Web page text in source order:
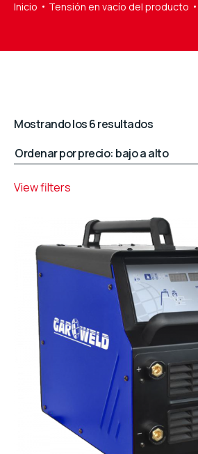
Inicio Tensión en vacío del producto
Mostrando los 6 resultadosOrdenado
precio:
alto
View filters